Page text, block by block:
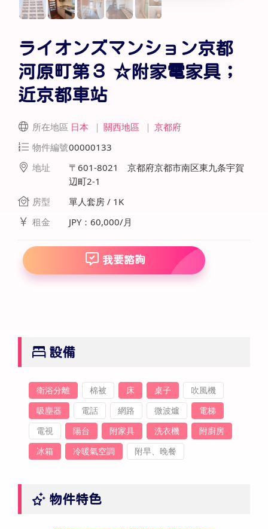
ライオンズマンション京都
河原町第３ ☆附家電家具；
近京都車站
所在地區 日本 ｜ 關西地區 ｜ 京都府
物件編號00000133
地址
〒601-8021 京都府京都市南区東九条宇賀
辺町2-1
房型
單人套房 / 1K
租金
JPY：60,000/月
我要諮詢
設備
衛浴分離 棉被 床 桌子
吹風機
吸塵器
電話 網路 微波爐
電梯
電視
陽台 附家具 洗衣機
附廚房
冰箱
冷暖氣空調 附早、晚餐
物件特色